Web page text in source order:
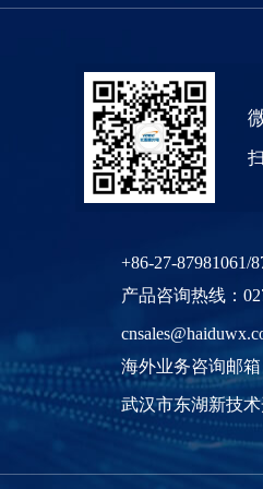
+86-27-87981061/
产品咨询热线：
海外业务咨询邮箱
武汉市东湖新技